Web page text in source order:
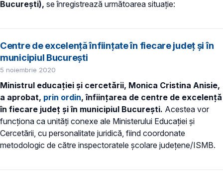
București), se înregistrează următoarea situație:
Centre de excelență înființate în fiecare județ și în
municipiul București
5 noiembrie 2020
Ministrul educației și cercetării, Monica Cristina Anisie,
a aprobat, prin ordin, înființarea de centre de excelență
în fiecare județ și în municipiul București. Acestea vor
funcționa ca unități conexe ale Ministerului Educației și
Cercetării, cu personalitate juridică, fiind coordonate
metodologic de către inspectoratele școlare județene/ISMB.